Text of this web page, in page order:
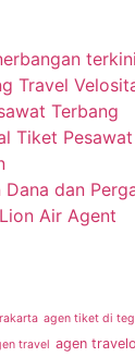
Travel
Terbang
Tiket
Dana dan
Air Agent
agen tiket di
travel agen